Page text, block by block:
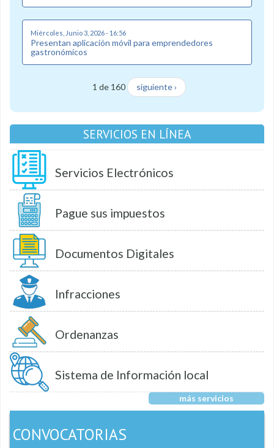
Miércoles, Junio 3, 2026 - 16:56
Presentan aplicación móvil para emprendedores
gastronómicos
1 de 160 siguiente ›
SERVICIOS EN LÍNEA
Servicios Electrónicos
Pague sus impuestos
Documentos Digitales
Infracciones
Ordenanzas
Sistema de Información local
más servicios
CONVOCATORIAS